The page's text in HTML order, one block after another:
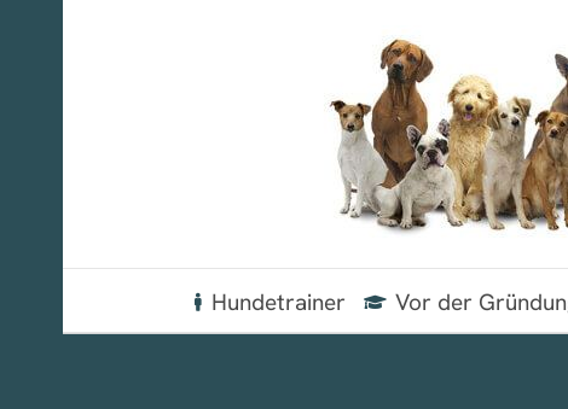
Hundetrainer Vor der